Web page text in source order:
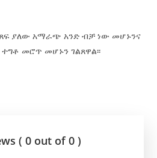
ያለው አማራጭ አንድ ብቻ ነው መሆኑንና
መሮጥ መሆኑን ገልጸዋል፡፡
( 0 out of 0 )